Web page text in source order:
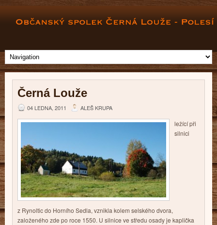
Černá Louže
04 LEDNA, 2011 ALEŠ KRUPA
ležící při
silnici
z Rynoltic do Horního Sedla, vznikla kolem selského dvora,
založeného zde po roce 1550. U silnice ve středu osady je kaplička